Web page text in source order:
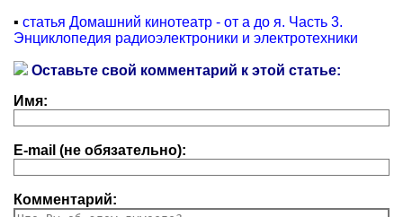
▪ статья Домашний кинотеатр - от а до я. Часть 3.
Энциклопедия радиоэлектроники и электротехники
Оставьте свой комментарий к этой статье:
Имя:
E-mail (не обязательно):
Комментарий: